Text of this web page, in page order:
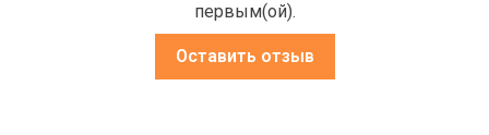
первым(ой).
Оставить отзыв